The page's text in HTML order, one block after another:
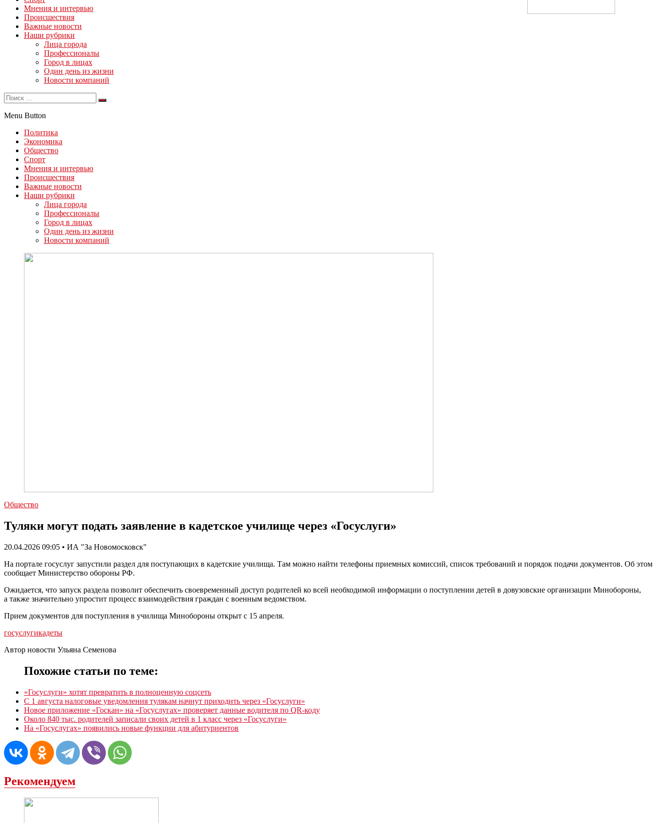
Мнения и интервью
Происшествия
Важные новости
Наши рубрики
Лица города
Профессионалы
Город в лицах
Один день из жизни
Новости компаний
Menu Button
Политика
Экономика
Общество
Спорт
Мнения и интервью
Происшествия
Важные новости
Наши рубрики
Лица города
Профессионалы
Город в лицах
Один день из жизни
Новости компаний
Общество
Туляки могут подать заявление в кадетское училище через «Госуслуги»
20.04.2026 09:05 • ИА "За Новомосковск"
На портале госуслуг запустили раздел для поступающих в кадетские училища. Там можно найти телефоны приемных комиссий, список требований и порядок подачи документов. Об этом
сообщает Министерство обороны РФ.
Ожидается, что запуск раздела позволит обеспечить своевременный доступ родителей ко всей необходимой информации о поступлении детей в довузовские организации Минобороны,
а также значительно упростит процесс взаимодействия граждан с военным ведомством.
Прием документов для поступления в училища Минобороны открыт с 15 апреля.
госуслугикадеты
Автор новости Ульяна Семенова
Похожие статьи по теме:
«Госуслуги» хотят превратить в полноценную соцсеть
С 1 августа налоговые уведомления тулякам начнут приходить через «Госуслуги»
Новое приложение «Госкан» на «Госуслугах» проверяет данные водителя по QR-коду
Около 840 тыс. родителей записали своих детей в 1 класс через «Госуслуги»
На «Госуслугах» появились новые функции для абитуриентов
Рекомендуем